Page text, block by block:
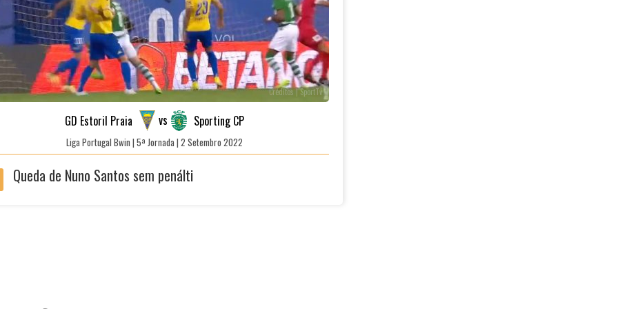
Créditos | SportTv
GD Estoril Praia vs Sporting CP
Liga Portugal Bwin | 5ª Jornada | 2 Setembro 2022
Queda de Nuno Santos sem penálti